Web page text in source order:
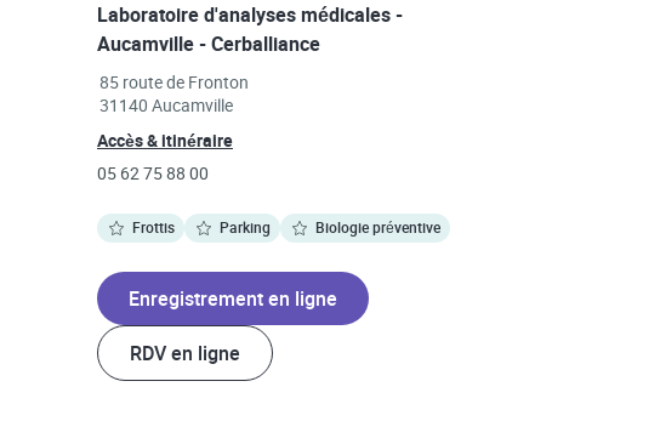
Laboratoire d'analyses médicales -
Aucamville - Cerballiance
85 route de Fronton
31140 Aucamville
Link Opens in New Tab
Accès & itinéraireLink Opens in New Tab
phone
05 62 75 88 00
Frottis Parking Biologie préventive
Enregistrement en ligne
RDV en ligne